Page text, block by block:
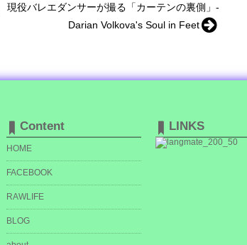
現役バレエダンサーが撮る「カーテンの裏側」-
Darian Volkova's Soul in Feet
Content
HOME
FACEBOOK
RAWLIFE
BLOG
LINKS